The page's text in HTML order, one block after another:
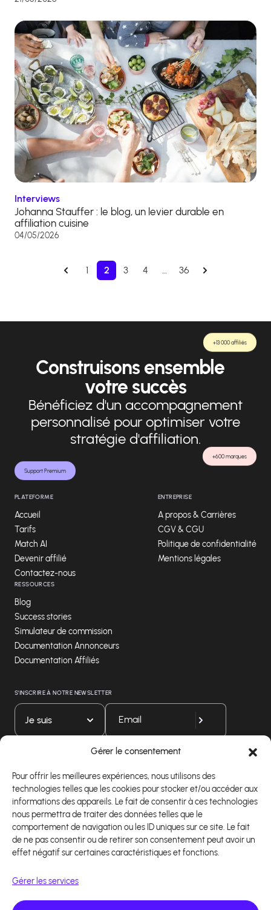
Gérer le consentement
Pour offrir les meilleures expériences, nous utilisons des
technologies telles que les cookies pour stocker et/ou accéder aux
informations des appareils. Le fait de consentir à ces technologies
nous permettra de traiter des données telles que le
comportement de navigation ou les ID uniques sur ce site. Le fait
de ne pas consentir ou de retirer son consentement peut avoir un
effet négatif sur certaines caractéristiques et fonctions.
Gérer les services
Interviews
Johanna Stauffer : le blog, un levier durable en
affiliation cuisine
04/05/2026
1 2 3 4 36
Support Premium
+600 marques
+13 000 affiliés
Construisons ensemble
votre succès
Bénéficiez d'un accompagnement
personnalisé pour optimiser votre
stratégie d'affiliation.
PLATEFORME
Accueil
Tarifs
Match AI
Devenir affilié
Contactez-nous
ENTREPRISE
A propos & Carrières
CGV & CGU
Politique de confidentialité
Mentions légales
RESSOURCES
Blog
Success stories
Simulateur de commission
Documentation Annonceurs
Documentation Affiliés
S'INSCRIRE À NOTRE NEWSLETTER
Je suis
Téléchargez notre application